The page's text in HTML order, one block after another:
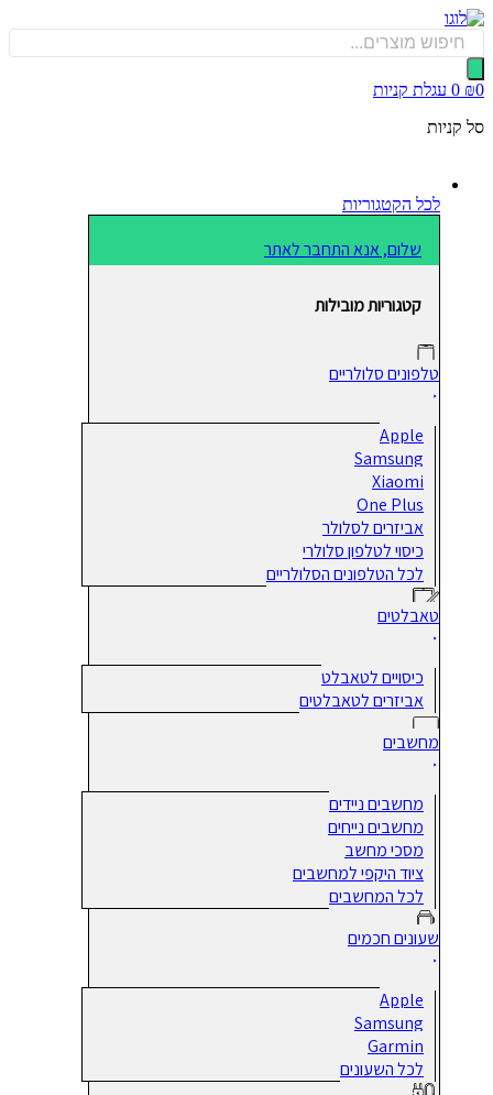
0 עגלת קניות
לכל הקטגוריות
שלום, אנא התחבר לאתר
קטגוריות מובילות
טלפונים סלולריים
Apple
Samsung
Xiaomi
One Plus
אביזרים לסלולר
כיסוי לטלפון סלולרי
לכל הטלפונים הסלולריים
טאבלטים
כיסויים לטאבלט
אביזרים לטאבלטים
מחשבים
מחשבים ניידים
מחשבים נייחים
מסכי מחשב
ציוד היקפי למחשבים
לכל המחשבים
שעונים חכמים
Apple
Samsung
Garmin
לכל השעונים